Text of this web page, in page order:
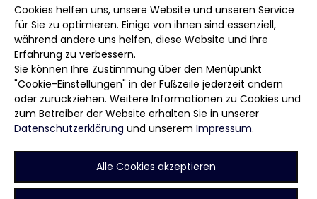
Cookies helfen uns, unsere Website und unseren Service
für Sie zu optimieren. Einige von ihnen sind essenziell,
während andere uns helfen, diese Website und Ihre
Erfahrung zu verbessern.
Sie können Ihre Zustimmung über den Menüpunkt
"Cookie-Einstellungen" in der Fußzeile jederzeit ändern
oder zurückziehen. Weitere Informationen zu Cookies und
zum Betreiber der Website erhalten Sie in unserer
Datenschutzerklärung und unserem Impressum.
Alle Cookies akzeptieren